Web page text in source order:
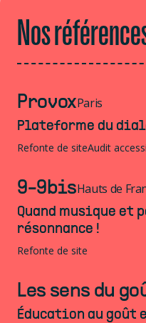
Nos
Paris
Provox
Plateforme du
Refonte de siteAudit
Hauts de
9-9bis
Quand musique
résonnance !
Refonte de site
Les sens du
Éducation au